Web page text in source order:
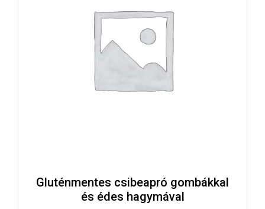
Gluténmentes csibeapró gombákkal
és édes hagymával